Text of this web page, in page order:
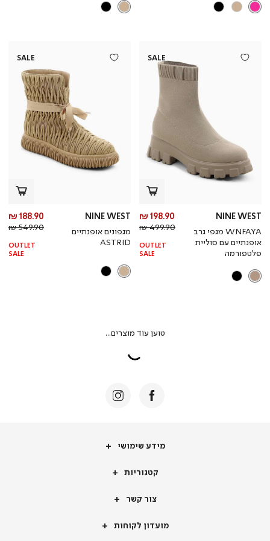
SALE
NINE WEST
WNFAYA מגפי גרב
אופנתיים עם סוליית
פלטפורמה
מחיר
מוצר
198.90 ₪
מחיר
רגיל
499.90 ₪
OUTLET
SALE
SALE
NINE WEST
מגפונים אופנתיים
ASTRID
188.90 ₪
549.90 ₪
OUTLET
SALE
מידע
מידע שימושי
קטגוריותקטגוריות
צור
צור קשר
מועדון
לקוחות
מועדון לקוחות